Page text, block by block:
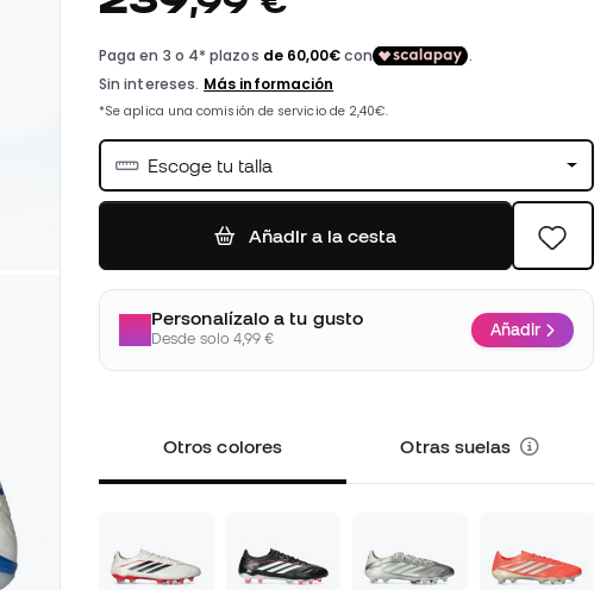
Escoge tu talla
Añadir a la cesta
Personalízalo a tu gusto
Desde solo 4,99 € Añadir
Otros colores Otras suelas